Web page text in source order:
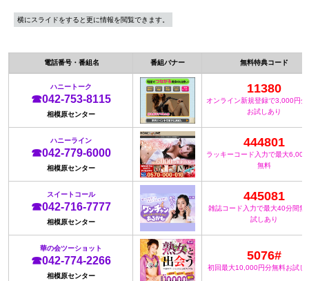
横にスライドをすると更に情報を閲覧できます。
電話番号・番組名 番組バナー 無料特典コード
ハニートーク
☎042-753-8115
相模原センター
11380
オンライン新規登録で3,000円分
お試しあり
ハニーライン
☎042-779-6000
相模原センター
444801
ラッキーコード入力で最大6,000
無料
スイートコール
☎042-716-7777
相模原センター
445081
雑誌コード入力で最大40分間無
試しあり
華の会ツーショット
☎042-774-2266
相模原センター
5076#
初回最大10,000円分無料お試し